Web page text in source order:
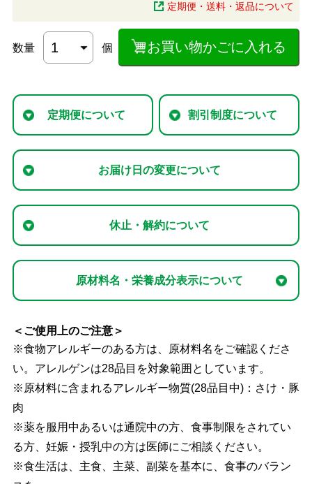
定期便・送料・返品について
数量 個 お買い物かごに入れる
定期便について 割引制度について
お届け日の変更について
休止・解約について
原材料名・栄養成分表示について
＜ご使用上のご注意＞
※食物アレルギーのある方は、原材料名をご確認くださ
い。アレルゲンは28品目を対象範囲としています。
※原材料に含まれるアレルギー物質(28品目中)：さけ・豚
肉
※薬を服用中あるいは通院中の方、食事制限をされてい
る方、妊娠・授乳中の方は医師にご相談ください。
※食生活は、主食、主菜、副菜を基本に、食事のバラン